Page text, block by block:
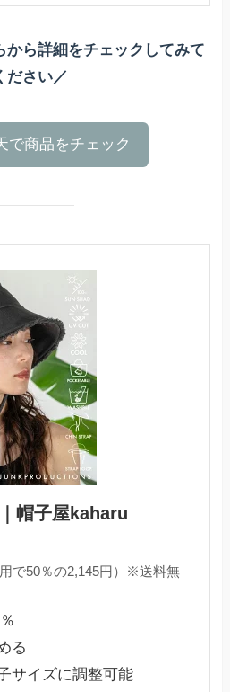
から詳細をチェックしてみて
ださい／
で商品をチェック
帽子屋kaharu
で50％の2,145円）※送料無
る
サイズに調整可能